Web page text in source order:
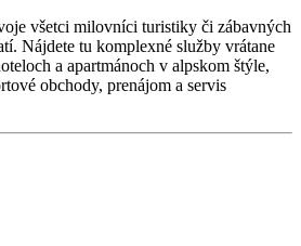
všetci milovníci turistiky či zábavných
Nájdete tu komplexné služby vrátane
a apartmánoch v alpskom štýle,
obchody, prenájom a servis